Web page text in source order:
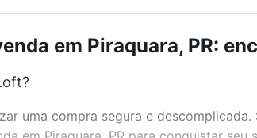
em Piraquara, PR:
uma compra segura e